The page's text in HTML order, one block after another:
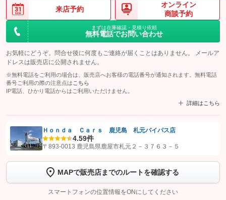
来店予約
オンライン
商談予約
まずは在庫確認・見積り依頼
無料電話でお問い合わせ
お気軽にどうぞ。問合せ後に何度もご連絡が届くことはありません。 メールア
ドレスは販売店に公開されません。
※無料電話をご利用の場合は、販売店へお客様の電話番号が通知されます。無料電話
番号ご利用の際の注意点は こちら
IP電話、ひかり電話からはご利用いただけません。
詳細はこちら
【STEP1】認証画面でグーネットを友だち追加してから「許可する」ボタンを押
トーク画面で
ボタンをタップして問い合わせを
完了してください。
Ｈｏｎｄａ Ｃａｒｓ 鹿児島 札元バイパス店
4.59件
〒893-0013 鹿児島県鹿屋市札元２－３７６３－５
MAPで販売店までのルートを確認する
スマートフォンの位置情報をONにしてください